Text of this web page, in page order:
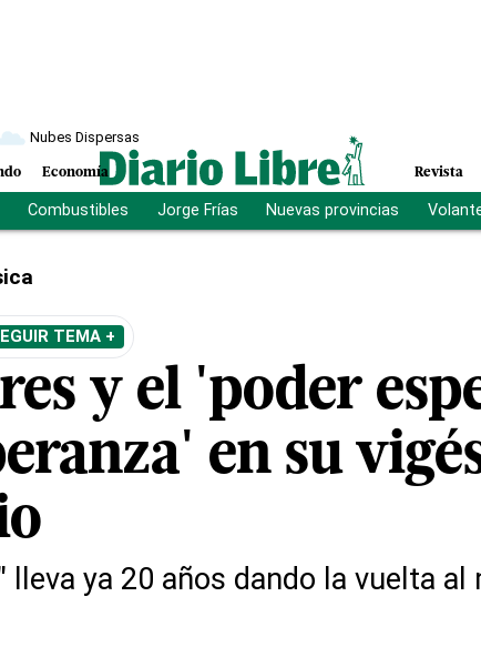
Nubes Dispersas
Economía Revista
Combustibles Jorge Frías Nuevas provincias
TEMA +
y el 'poder
en su
lleva ya 20 años dando la vuelta